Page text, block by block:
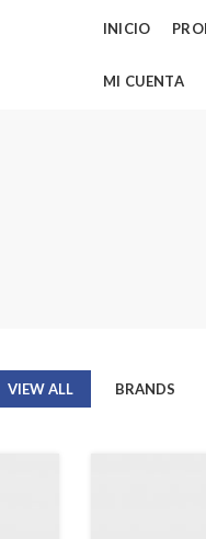
INICIO
MI CUENTA
VIEW ALL BRANDS